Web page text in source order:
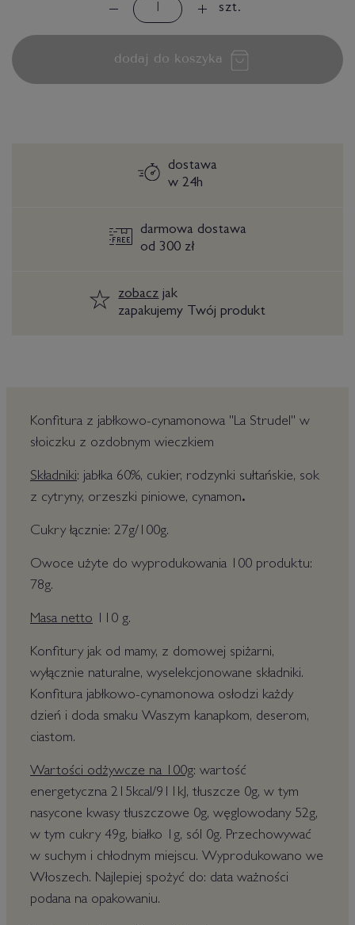
szt.
dodaj do koszyka
dostawa
w 24h
darmowa dostawa
od 300 zł
zobaczjak
zapakujemy Twój produkt
Konfitura z jabłkowo-cynamonowa "La Strudel" w
słoiczku z ozdobnym wieczkiem
Składniki: jabłka 60%, cukier, rodzynki sułtańskie, sok
z cytryny, orzeszki piniowe, cynamon.
Cukry łącznie: 27g/100g.
Owoce użyte do wyprodukowania 100 produktu:
78g.
Masa netto 110 g.
Konfitury jak od mamy, z domowej spiżarni,
wyłącznie naturalne, wyselekcjonowane składniki.
Konfitura jabłkowo-cynamonowa osłodzi każdy
dzień i doda smaku Waszym kanapkom, deserom,
ciastom.
Wartości odżywcze na 100g: wartość
energetyczna 215kcal/911kJ, tłuszcze 0g, w tym
nasycone kwasy tłuszczowe 0g, węglowodany 52g,
w tym cukry 49g, białko 1g, sól 0g. Przechowywać
w suchym i chłodnym miejscu. Wyprodukowano we
Włoszech. Najlepiej spożyć do: data ważności
podana na opakowaniu.